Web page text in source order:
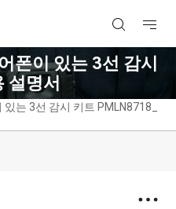
폰이 있는 3선 감시
설명서
는 3선 감시 키트 PMLN8718_